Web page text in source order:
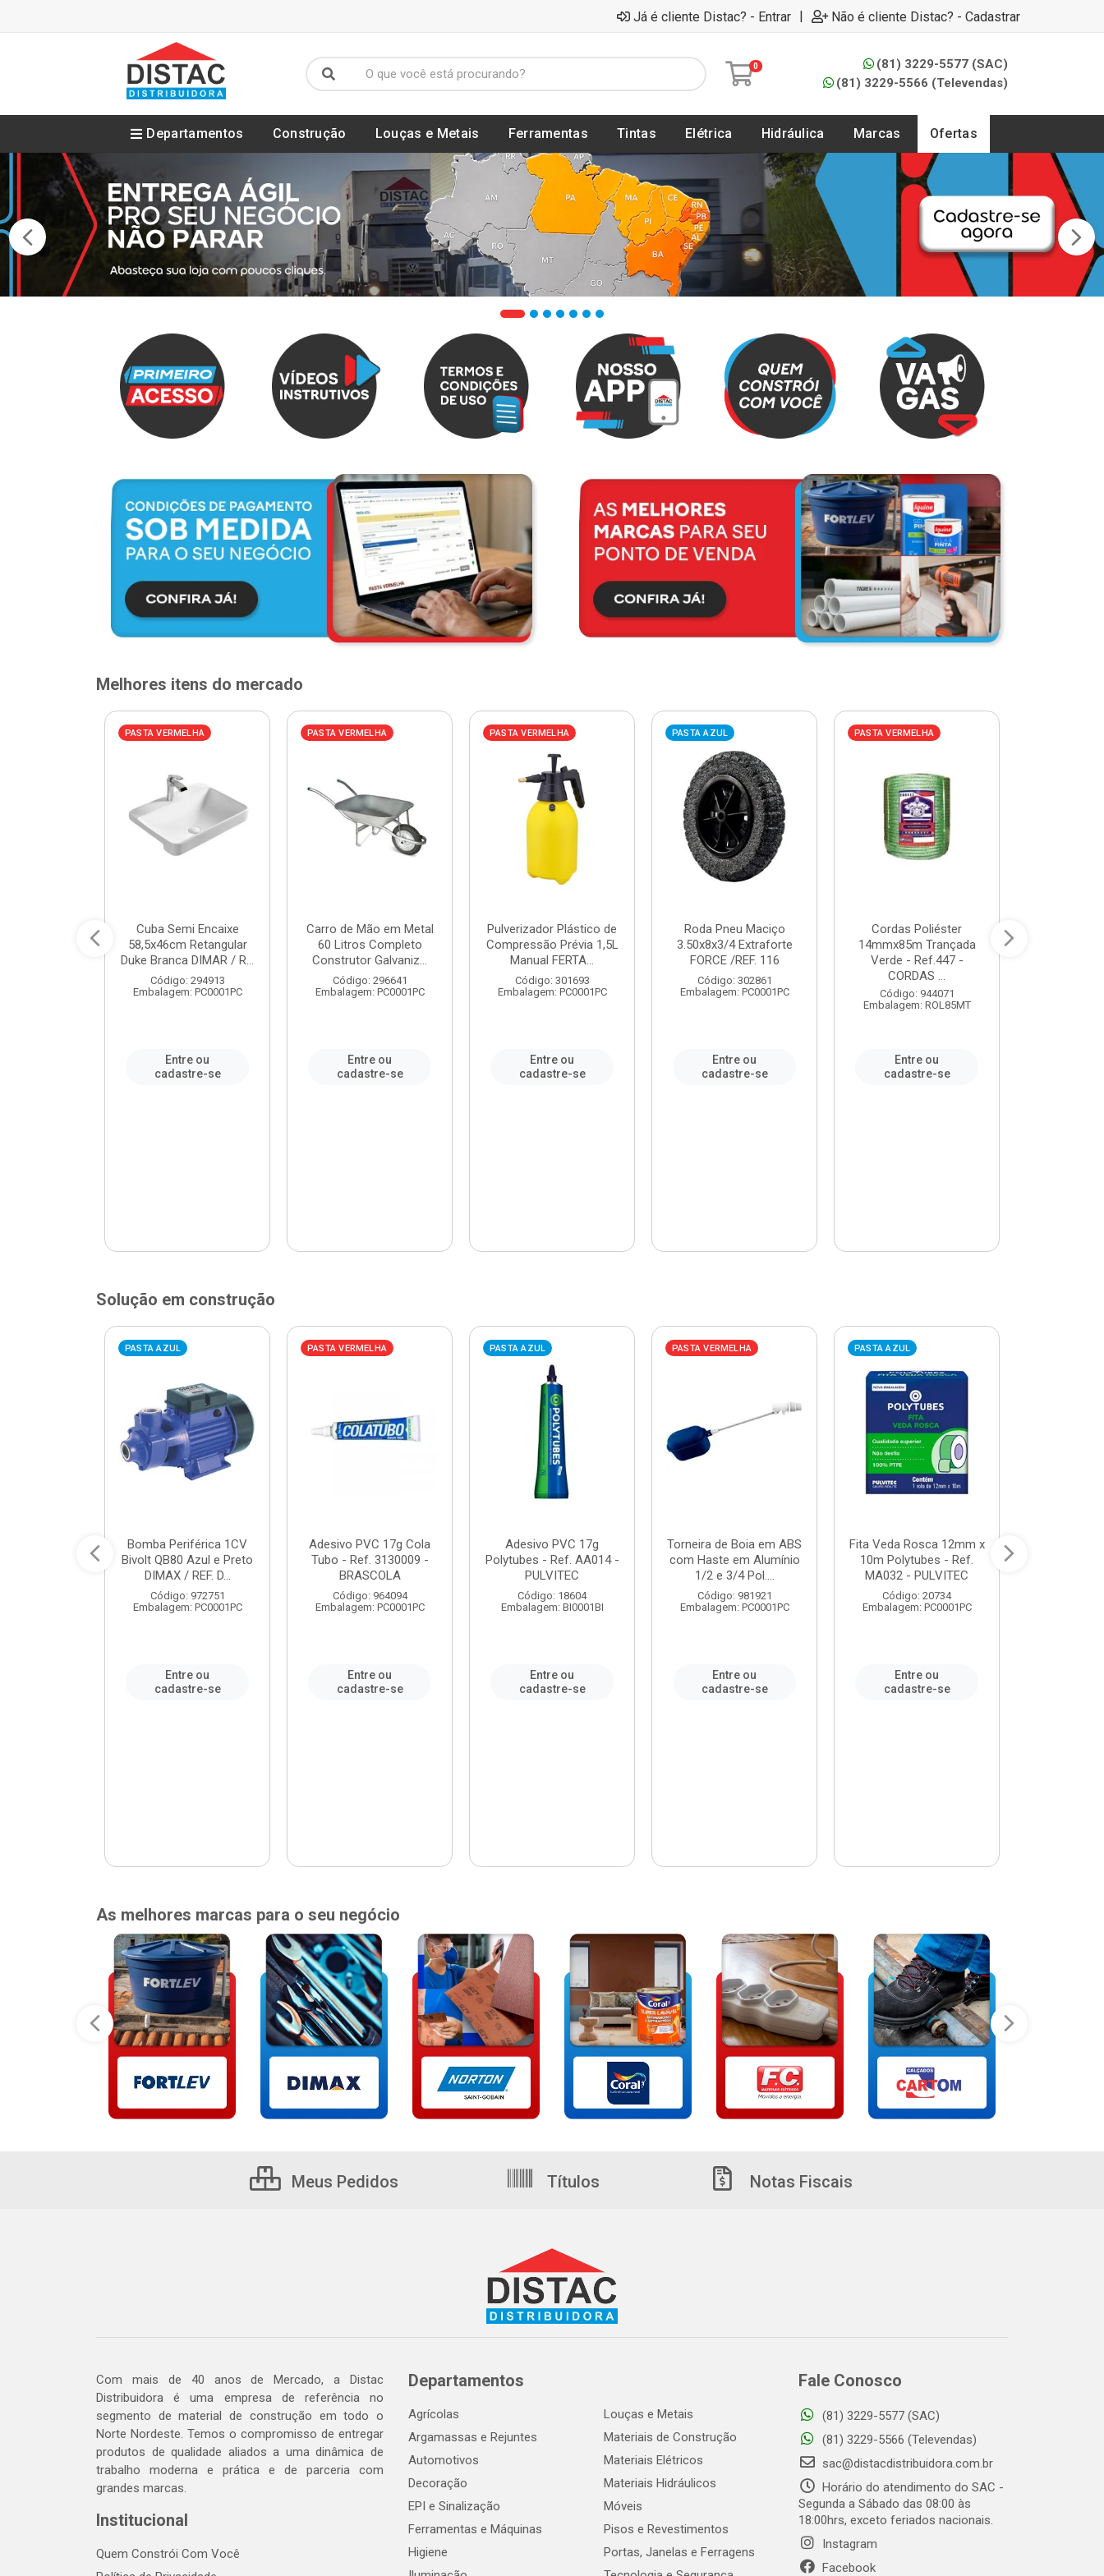
Já é cliente Distac? - Entrar | Não é cliente Distac? - Cadastrar
0
(81) 3229-5577 (SAC)
(81) 3229-5566 (Televendas)
Departamentos Construção Louças e Metais Ferramentas Tintas Elétrica Hidráulica Marcas Ofertas
Melhores itens do mercado
PASTA VERMELHA
Cuba Semi Encaixe
58,5x46cm Retangular
Duke Branca DIMAR / R...
Código: 294913
Embalagem: PC0001PC
Entre ou
cadastre-se
PASTA VERMELHA
Carro de Mão em Metal
60 Litros Completo
Construtor Galvaniz...
Código: 296641
Embalagem: PC0001PC
Entre ou
cadastre-se
PASTA VERMELHA
Pulverizador Plástico de
Compressão Prévia 1,5L
Manual FERTA...
Código: 301693
Embalagem: PC0001PC
Entre ou
cadastre-se
PASTA AZUL
Roda Pneu Maciço
3.50x8x3/4 Extraforte
FORCE /REF. 116
Código: 302861
Embalagem: PC0001PC
Entre ou
cadastre-se
PASTA VERMELHA
Cordas Poliéster
14mmx85m Trançada
Verde - Ref.447 -
CORDAS ...
Código: 944071
Embalagem: ROL85MT
Entre ou
cadastre-se
Solução em construção
PASTA AZUL
Bomba Periférica 1CV
Bivolt QB80 Azul e Preto
DIMAX / REF. D...
Código: 972751
Embalagem: PC0001PC
Entre ou
cadastre-se
PASTA VERMELHA
Adesivo PVC 17g Cola
Tubo - Ref. 3130009 -
BRASCOLA
Código: 964094
Embalagem: PC0001PC
Entre ou
cadastre-se
PASTA AZUL
Adesivo PVC 17g
Polytubes - Ref. AA014 -
PULVITEC
Código: 18604
Embalagem: BI0001BI
Entre ou
cadastre-se
PASTA VERMELHA
Torneira de Boia em ABS
com Haste em Alumínio
1/2 e 3/4 Pol....
Código: 981921
Embalagem: PC0001PC
Entre ou
cadastre-se
PASTA AZUL
Fita Veda Rosca 12mm x
10m Polytubes - Ref.
MA032 - PULVITEC
Código: 20734
Embalagem: PC0001PC
Entre ou
cadastre-se
As melhores marcas para o seu negócio
Meus Pedidos Títulos Notas Fiscais
Com mais de 40 anos de Mercado, a Distac
Distribuidora é uma empresa de referência no
segmento de material de construção em todo o
Norte Nordeste. Temos o compromisso de entregar
produtos de qualidade aliados a uma dinâmica de
trabalho moderna e prática e de parceria com
grandes marcas.
Institucional
Quem Constrói Com Você
Departamentos
Agrícolas
Argamassas e Rejuntes
Automotivos
Decoração
EPI e Sinalização
Ferramentas e Máquinas
Higiene
Louças e Metais
Materiais de Construção
Materiais Elétricos
Materiais Hidráulicos
Móveis
Pisos e Revestimentos
Portas, Janelas e Ferragens
Fale Conosco
(81) 3229-5577 (SAC)
(81) 3229-5566 (Televendas)
sac@distacdistribuidora.com.br
Horário do atendimento do SAC -
Segunda a Sábado das 08:00 às
18:00hrs, exceto feriados nacionais.
Instagram
Facebook